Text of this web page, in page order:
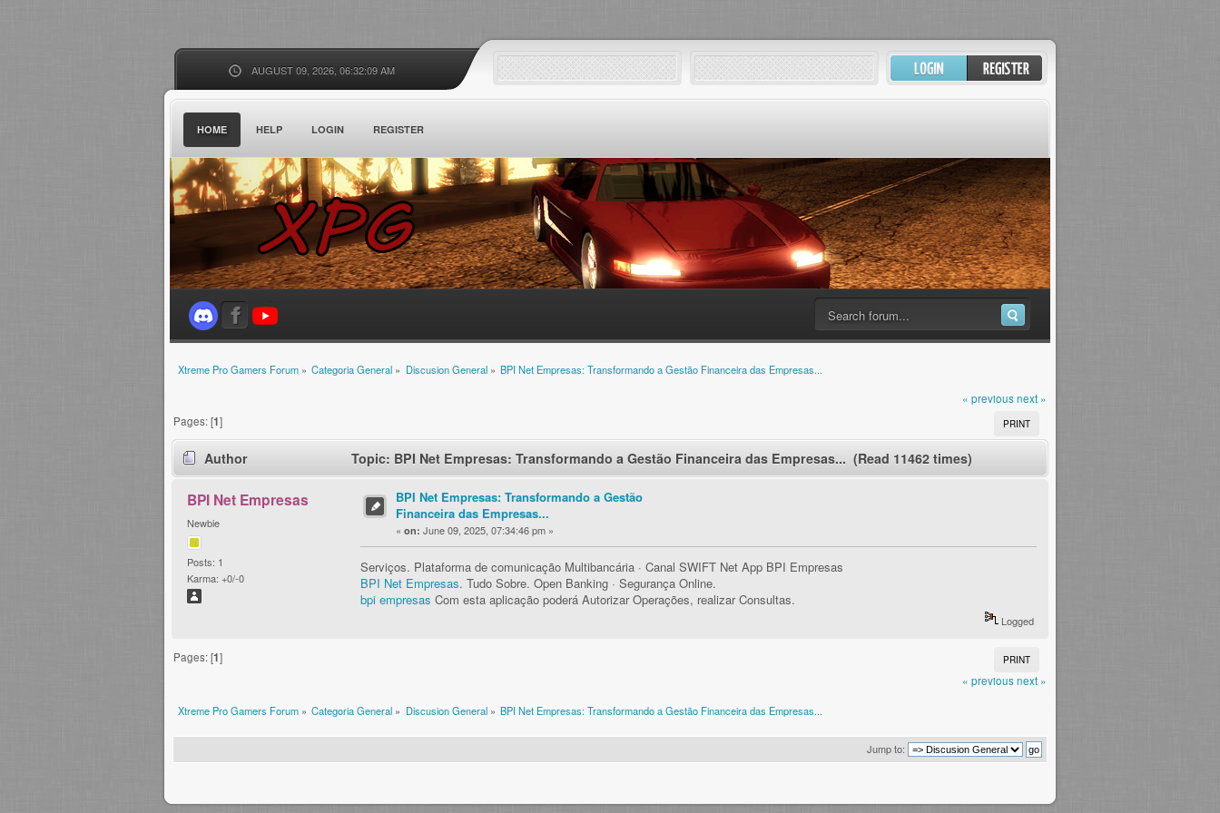
AUGUST 09, 2026, 06:32:09 AM
HOME HELP LOGIN REGISTER
Xtreme Pro Gamers Forum» Categoria General » Discusion General» BPI Net Empresas: Transformando a Gestão Financeira das Empresas...
« previous next »
PRINT
Pages: [1]
Author Topic: BPI Net Empresas: Transformando a Gestão Financeira das Empresas... (Read 11462 times)
BPI Net Empresas
Newbie
Posts: 1
Karma: +0/-0
BPI Net Empresas: Transformando a Gestão
Financeira das Empresas...
« on: June 09, 2025, 07:34:46 pm »
Serviços. Plataforma de comunicação Multibancária · Canal SWIFT Net App BPI Empresas
BPI Net Empresas. Tudo Sobre. Open Banking · Segurança Online.
bpi empresas Com esta aplicação poderá Autorizar Operações, realizar Consultas.
Logged
PRINT
Pages: [1]
« previous next »
Xtreme Pro Gamers Forum» Categoria General » Discusion General» BPI Net Empresas: Transformando a Gestão Financeira das Empresas...
Jump to: